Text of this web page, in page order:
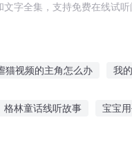
字全集，支持免费在线试听
猫视频的主角怎么办 我
格林童话线听故事 宝宝